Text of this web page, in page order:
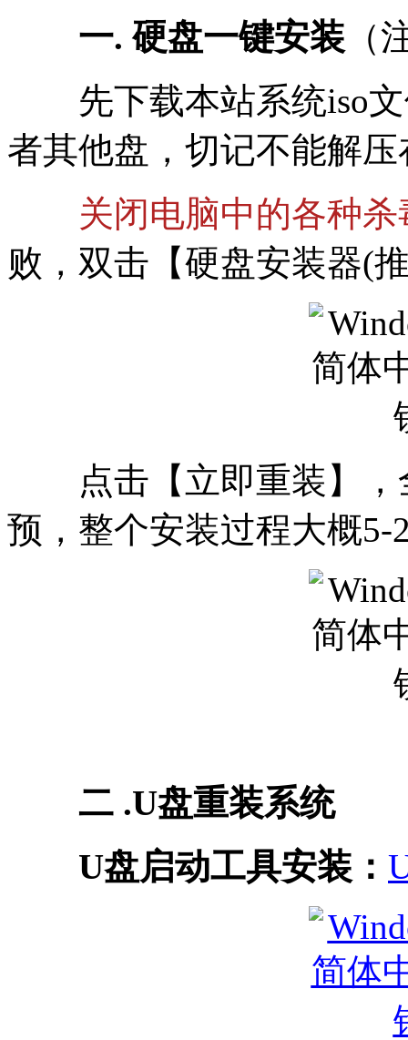
一. 硬盘一键安装 （
先下载本站系统iso文
者其他盘，切记不能解
关闭电脑中的各种
败，双击【硬盘安装器(
点击【立即重装】，
预，整个安装过程大概5-
二 .U盘重装系统
U盘启动工具安装：